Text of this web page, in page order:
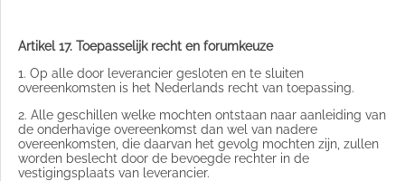
Artikel 17. Toepasselijk recht en forumkeuze
1. Op alle door leverancier gesloten en te sluiten
overeenkomsten is het Nederlands recht van toepassing.
2. Alle geschillen welke mochten ontstaan naar aanleiding van
de onderhavige overeenkomst dan wel van nadere
overeenkomsten, die daarvan het gevolg mochten zijn, zullen
worden beslecht door de bevoegde rechter in de
vestigingsplaats van leverancier.